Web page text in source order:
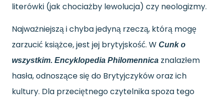
literówki (jak chociażby lewolucja) czy neologizmy.
Najważniejszą i chyba jedyną rzeczą, którą mogę
zarzucić książce, jest jej brytyjskość. W Cunk o
wszystkim. Encyklopedia Philomennica znalazłem
hasła, odnoszące się do Brytyjczyków oraz ich
kultury. Dla przeciętnego czytelnika spoza tego